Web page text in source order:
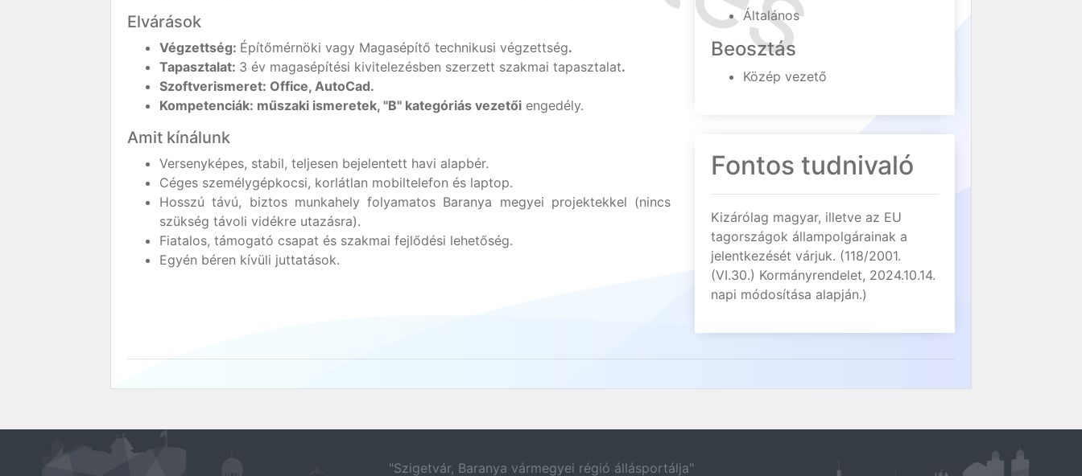
Elvárások
Végzettség: Építőmérnöki vagy Magasépítő technikusi végzettség.
Tapasztalat: 3 év magasépítési kivitelezésben szerzett szakmai tapasztalat.
Szoftverismeret: Office, AutoCad.
Kompetenciák: műszaki ismeretek, "B" kategóriás vezetői engedély.
Amit kínálunk
Versenyképes, stabil, teljesen bejelentett havi alapbér.
Céges személygépkocsi, korlátlan mobiltelefon és laptop.
Hosszú távú, biztos munkahely folyamatos Baranya megyei projektekkel (nincs
szükség távoli vidékre utazásra).
Fiatalos, támogató csapat és szakmai fejlődési lehetőség.
Egyén béren kívüli juttatások.
Általános
Beosztás
Közép vezető
Fontos tudnivaló
Kizárólag magyar, illetve az EU
tagországok állampolgárainak a
jelentkezését várjuk. (118/2001.
(VI.30.) Kormányrendelet, 2024.10.14.
napi módosítása alapján.)
"Szigetvár, Baranya vármegyei régió állásportálja"